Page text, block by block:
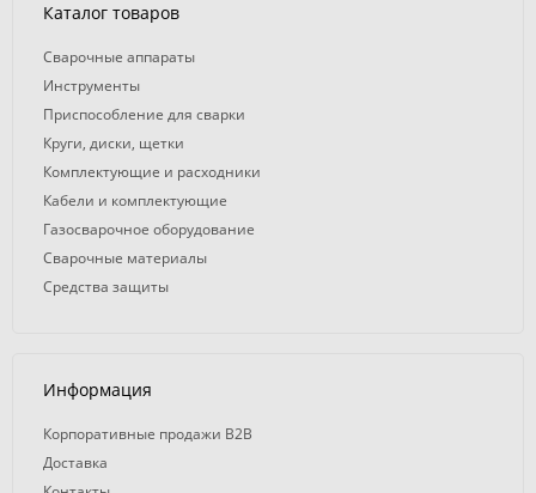
Каталог товаров
Сварочные аппараты
Инструменты
Приспособление для сварки
Круги, диски, щетки
Комплектующие и расходники
Кабели и комплектующие
Газосварочное оборудование
Сварочные материалы
Средства защиты
Информация
Корпоративные продажи B2B
Доставка